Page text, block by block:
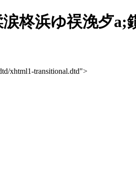
柊浜ゆ祦浼歺a;
xhtml1-transitional.dtd">